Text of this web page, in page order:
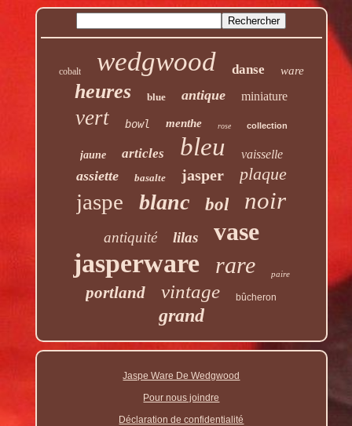
cobalt wedgwood danse ware
heures blue antique miniature
vert bowl menthe rose collection
jaune articles bleu vaisselle
assiette basalte jasper plaque
jaspe blanc bol noir
antiquité lilas vase
jasperware rare paire
portland vintage bûcheron
grand
Jaspe Ware De Wedgwood
Pour nous joindre
Déclaration de confidentialité